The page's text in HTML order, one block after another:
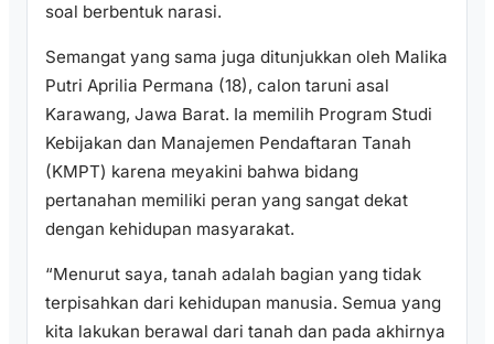
soal berbentuk narasi.
Semangat yang sama juga ditunjukkan oleh Malika
Putri Aprilia Permana (18), calon taruni asal
Karawang, Jawa Barat. Ia memilih Program Studi
Kebijakan dan Manajemen Pendaftaran Tanah
(KMPT) karena meyakini bahwa bidang
pertanahan memiliki peran yang sangat dekat
dengan kehidupan masyarakat.
“Menurut saya, tanah adalah bagian yang tidak
terpisahkan dari kehidupan manusia. Semua yang
kita lakukan berawal dari tanah dan pada akhirnya